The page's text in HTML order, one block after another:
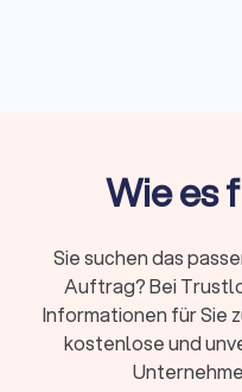
sich über Jahre
In vielen Fällen ergeben
Wer eine Immobilie
kann beispielsweise eine
es hingegen um
geht, finden Sie auf
Immobilienmakler, die Sie
Wie es
Sie suchen das
Auftrag? Bei
Informationen für Sie
kostenlose und